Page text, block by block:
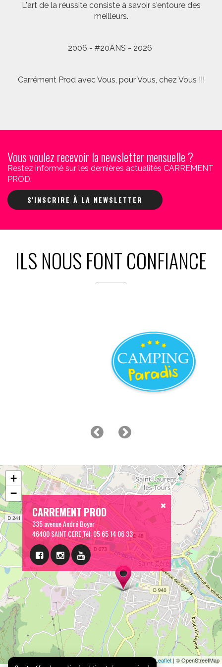
L'art de la réussite consiste à savoir s'entoure des
meilleurs.
2006 - #20ANS - 2026
Carrément Prod avec Vous, pour Vous, chez Vous !!!
Vous voulez recevoir la newsletter mensuelle ?
Restez informé sur les dernières actualités CARREMENT
PROD.
S'INSCRIRE À LA NEWSLETTER
ILS NOUS FONT CONFIANCE
CARREMENT PROD
335 avenue André Boyer
46400 SAINT CERETél:05 65 14 06 33
+
−
Leaflet | © OpenStreetMap